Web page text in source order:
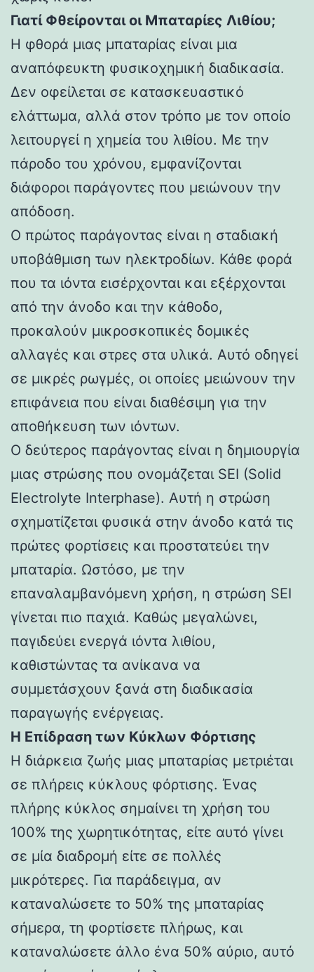
Γιατί Φθείρονται οι Μπαταρίες Λιθίου;
Η φθορά μιας μπαταρίας είναι μια
αναπόφευκτη φυσικοχημική διαδικασία.
Δεν οφείλεται σε κατασκευαστικό
ελάττωμα, αλλά στον τρόπο με τον οποίο
λειτουργεί η χημεία του λιθίου. Με την
πάροδο του χρόνου, εμφανίζονται
διάφοροι παράγοντες που μειώνουν την
απόδοση.
Ο πρώτος παράγοντας είναι η σταδιακή
υποβάθμιση των ηλεκτροδίων. Κάθε φορά
που τα ιόντα εισέρχονται και εξέρχονται
από την άνοδο και την κάθοδο,
προκαλούν μικροσκοπικές δομικές
αλλαγές και στρες στα υλικά. Αυτό οδηγεί
σε μικρές ρωγμές, οι οποίες μειώνουν την
επιφάνεια που είναι διαθέσιμη για την
αποθήκευση των ιόντων.
Ο δεύτερος παράγοντας είναι η δημιουργία
μιας στρώσης που ονομάζεται SEI (Solid
Electrolyte Interphase). Αυτή η στρώση
σχηματίζεται φυσικά στην άνοδο κατά τις
πρώτες φορτίσεις και προστατεύει την
μπαταρία. Ωστόσο, με την
επαναλαμβανόμενη χρήση, η στρώση SEI
γίνεται πιο παχιά. Καθώς μεγαλώνει,
παγιδεύει ενεργά ιόντα λιθίου,
καθιστώντας τα ανίκανα να
συμμετάσχουν ξανά στη διαδικασία
παραγωγής ενέργειας.
Η Επίδραση των Κύκλων Φόρτισης
Η διάρκεια ζωής μιας μπαταρίας μετριέται
σε πλήρεις κύκλους φόρτισης. Ένας
πλήρης κύκλος σημαίνει τη χρήση του
100% της χωρητικότητας, είτε αυτό γίνει
σε μία διαδρομή είτε σε πολλές
μικρότερες. Για παράδειγμα, αν
καταναλώσετε το 50% της μπαταρίας
σήμερα, τη φορτίσετε πλήρως, και
καταναλώσετε άλλο ένα 50% αύριο, αυτό